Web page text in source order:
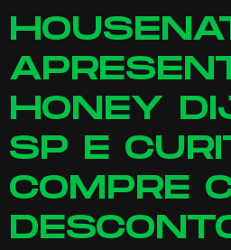
HONEY
SP E
COMPRE